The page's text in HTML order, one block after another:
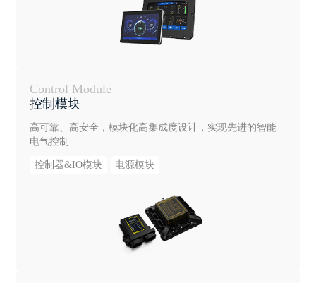
Control Module
控制模块
高可靠、高安全，模块化高集成度设计，实现先进的智能
电气控制
控制器&IO模块 电源模块